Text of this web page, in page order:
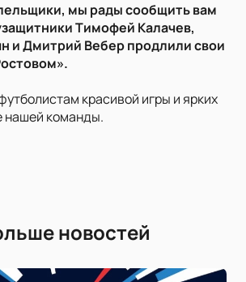
мы рады сообщить вам
Тимофей Калачев,
и Дмитрий Вебер продлили свои
красивой игры и ярких
нашей команды.
новостей